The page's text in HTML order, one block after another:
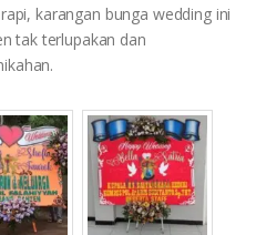
karangan bunga wedding ini
tak terlupakan dan